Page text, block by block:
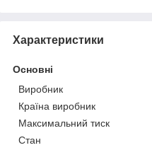
Характеристики
Основні
Виробник
Країна виробник
Максимальний тиск
Стан